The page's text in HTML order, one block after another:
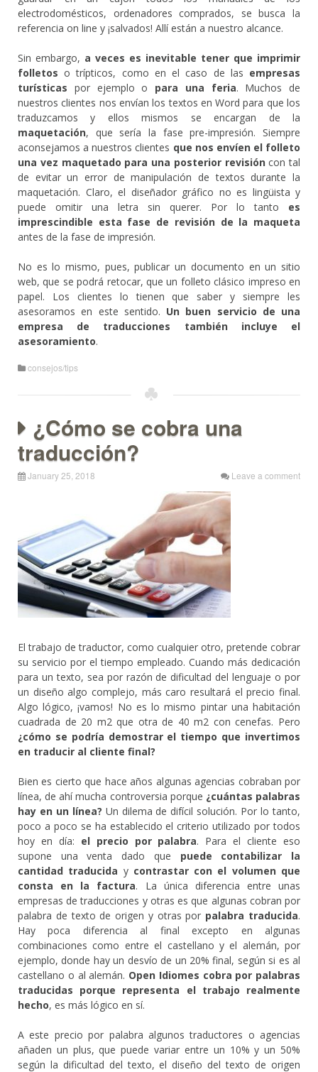
electrodomésticos, ordenadores comprados, se busca la
referencia on line y ¡salvados! Allí están a nuestro alcance.
Sin embargo, a veces es inevitable tener que imprimir
folletos o trípticos, como en el caso de las empresas
turísticas por ejemplo o para una feria. Muchos de
nuestros clientes nos envían los textos en Word para que los
traduzcamos y ellos mismos se encargan de la
maquetación, que sería la fase pre-impresión. Siempre
aconsejamos a nuestros clientes que nos envíen el folleto
una vez maquetado para una posterior revisióncon tal
de evitar un error de manipulación de textos durante la
maquetación. Claro, el diseñador gráfico no es lingüista y
puede omitir una letra sin querer. Por lo tanto es
imprescindible esta fase de revisión de la maqueta
antes de la fase de impresión.
No es lo mismo, pues, publicar un documento en un sitio
web, que se podrá retocar, que un folleto clásico impreso en
papel. Los clientes lo tienen que saber y siempre les
asesoramos en este sentido. Un buen servicio de una
empresa de traducciones también incluye el
asesoramiento.
consejos/tips
¿Cómo se cobra una
traducción?
January 25, 2018 Leave a comment
El trabajo de traductor, como cualquier otro, pretende cobrar
su servicio por el tiempo empleado. Cuando más dedicación
para un texto, sea por razón de dificultad del lenguaje o por
un diseño algo complejo, más caro resultará el precio final.
Algo lógico, ¡vamos! No es lo mismo pintar una habitación
cuadrada de 20 m2 que otra de 40 m2 con cenefas. Pero
¿cómo se podría demostrar el tiempo que invertimos
en traducir al cliente final?
Bien es cierto que hace años algunas agencias cobraban por
línea, de ahí mucha controversia porque ¿cuántas palabras
hay en un línea? Un dilema de difícil solución. Por lo tanto,
poco a poco se ha establecido el criterio utilizado por todos
hoy en día: el precio por palabra. Para el cliente eso
supone una venta dado que puede contabilizar la
cantidad traducida y contrastar con el volumen que
consta en la factura. La única diferencia entre unas
empresas de traducciones y otras es que algunas cobran por
palabra de texto de origen y otras por palabra traducida.
Hay poca diferencia al final excepto en algunas
combinaciones como entre el castellano y el alemán, por
ejemplo, donde hay un desvío de un 20% final, según si es al
castellano o al alemán. Open Idiomes cobra por palabras
traducidas porque representa el trabajo realmente
hecho, es más lógico en sí.
A este precio por palabra algunos traductores o agencias
añaden un plus, que puede variar entre un 10% y un 50%
según la dificultad del texto, el diseño del texto de origen